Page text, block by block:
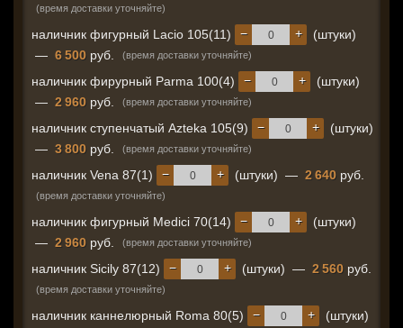
(время доставки уточняйте)
наличник фигурный Lacio 105(11) +
−
(штуки)
— 6 500 руб. (время доставки уточняйте)
наличник фирурный Parma 100(4) +
−
(штуки)
— 2 960 руб. (время доставки уточняйте)
наличник ступенчатый Azteka 105(9) +
−
(штуки)
— 3 800 руб. (время доставки уточняйте)
наличник Vena 87(1) +
− (штуки) — 2 640 руб.
(время доставки уточняйте)
наличник фигурный Medici 70(14) +
−
(штуки)
— 2 960 руб. (время доставки уточняйте)
наличник Sicily 87(12) +
− (штуки) — 2 560 руб.
(время доставки уточняйте)
наличник каннелюрный Roma 80(5) +
−
(штуки)